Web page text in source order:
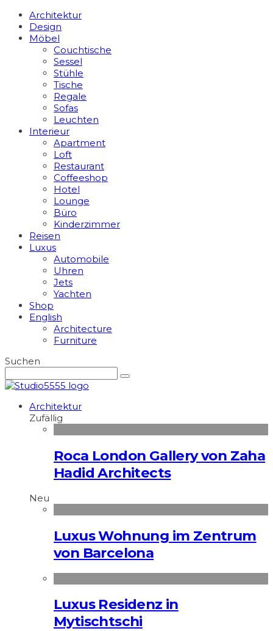
Architektur
Design
Möbel
Couchtische
Sessel
Stühle
Tische
Regale
Sofas
Leuchten
Interieur
Apart­ment
Loft
Restaurant
Coffeeshop
Hotel
Lounge
Büro
Kinderzimmer
Reisen
Luxus
Automobile
Uhren
Jets
Yachten
Shop
English
Architecture
Furniture
Suchen
Architektur
Zufällig
Roca London Gallery von Zaha
Hadid Architects
Neu
Luxus Wohnung im Zentrum
von Barcelona
Luxus Residenz in
Mytischtschi